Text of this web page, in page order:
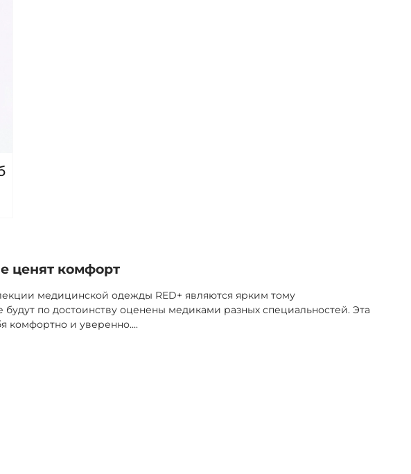
ценят комфорт
медицинской одежды RED+ являются ярким тому
по достоинству оценены медиками разных специальностей. Эта
комфортно и уверенно....